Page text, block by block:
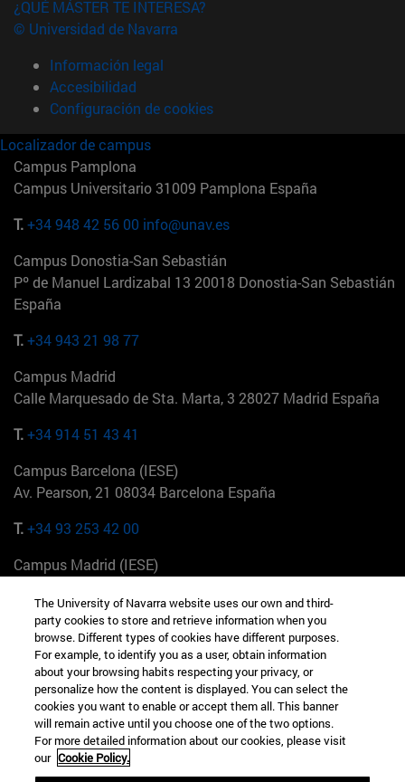
¿QUÉ MÁSTER TE INTERESA?
© Universidad de Navarra
Información legal
Accesibilidad
Configuración de cookies
Localizador de campus
Campus Pamplona
Campus Universitario 31009 Pamplona España
T.+34 948 42 56 00 info@unav.es
Campus Donostia-San Sebastián
Pº de Manuel Lardizabal 13 20018 Donostia-San Sebastián
España
T.+34 943 21 98 77
Campus Madrid
Calle Marquesado de Sta. Marta, 3 28027 Madrid España
T.+34 914 51 43 41
Campus Barcelona (IESE)
Av. Pearson, 21 08034 Barcelona España
T.+34 93 253 42 00
Campus Madrid (IESE)
+34 912 11 30 00
Campus Nueva York (IESE)
165 W 57th St 10019-2201 Nueva York EE.UU
+1 646 346 8850
Campus Munich (IESE)
Maria-Theresia-Straße 15 81675 Múnich Alemania
The University of Navarra website uses our own and third-
party cookies to store and retrieve information when you
browse. Different types of cookies have different purposes.
For example, to identify you as a user, obtain information
about your browsing habits respecting your privacy, or
personalize how the content is displayed. You can select the
cookies you want to enable or accept them all. This banner
will remain active until you choose one of the two options.
For more detailed information about our cookies, please visit
our Cookie Policy.